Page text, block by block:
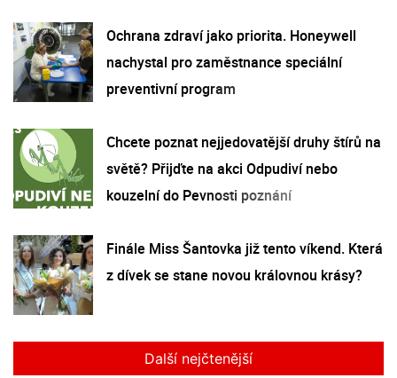
Ochrana zdraví jako priorita. Honeywell
nachystal pro zaměstnance speciální
preventivní program
Chcete poznat nejjedovatější druhy štírů na
světě? Přijďte na akci Odpudiví nebo
kouzelní do Pevnosti poznání
Finále Miss Šantovka již tento víkend. Která
z dívek se stane novou královnou krásy?
Další nejčtenější